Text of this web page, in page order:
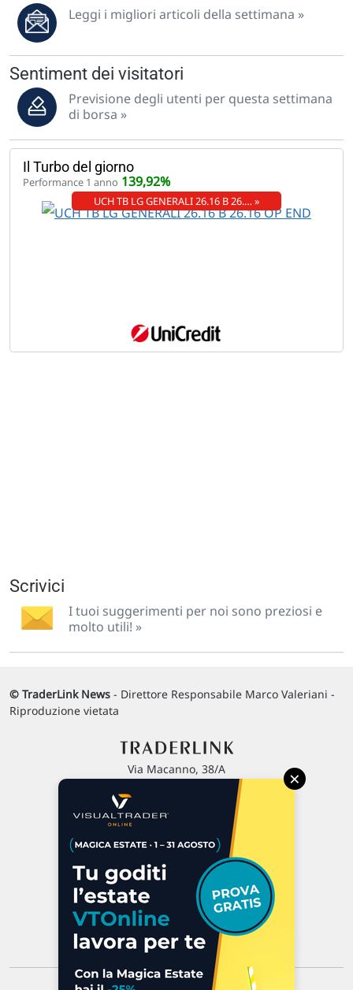
Leggi i migliori articoli della settimana »
Sentiment dei visitatori
Previsione degli utenti per questa settimana
di borsa »
Il Turbo del giorno
Performance 1 anno 139,92%
UCH TB LG GENERALI 26.16 B 26.… »
Scrivici
I tuoi suggerimenti per noi sono preziosi e
molto utili! »
© TraderLink News - Direttore Responsabile Marco Valeriani -
Riproduzione vietata
Via Macanno, 38/A
P.IVA 02 452 460 401
Chi siamo
Commenti e segnalazioni
Contattaci
×